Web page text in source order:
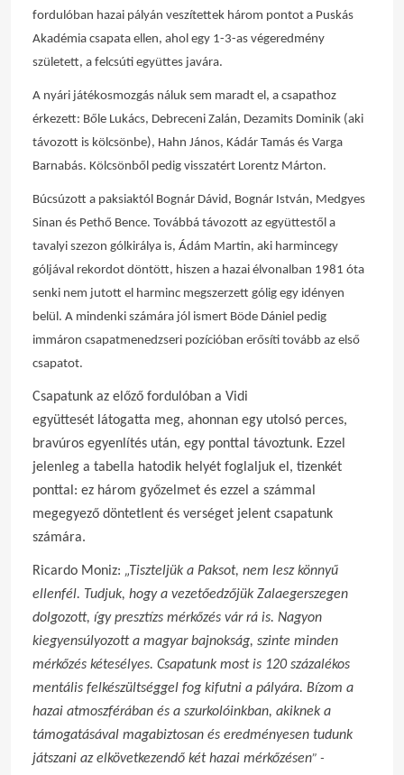
fordulóban hazai pályán veszítettek három pontot a Puskás
Akadémia csapata ellen, ahol egy 1-3-as végeredmény
született, a felcsúti együttes javára.
A nyári játékosmozgás náluk sem maradt el, a csapathoz
érkezett: Bőle Lukács, Debreceni Zalán, Dezamits Dominik (aki
távozott is kölcsönbe), Hahn János, Kádár Tamás és Varga
Barnabás. Kölcsönből pedig visszatért Lorentz Márton.
Búcsúzott a paksiaktól Bognár Dávid, Bognár István, Medgyes
Sinan és Pethő Bence. Továbbá távozott az együttestől a
tavalyi szezon gólkirálya is, Ádám Martin, aki harmincegy
góljával rekordot döntött, hiszen a hazai élvonalban 1981 óta
senki nem jutott el harminc megszerzett gólig egy idényen
belül. A mindenki számára jól ismert Böde Dániel pedig
immáron csapatmenedzseri pozícióban erősíti tovább az első
csapatot.
Csapatunk az előző fordulóban a Vidi
együttesét látogatta meg, ahonnan egy utolsó perces,
bravúros egyenlítés után, egy ponttal távoztunk. Ezzel
jelenleg a tabella hatodik helyét foglaljuk el, tizenkét
ponttal: ez három győzelmet és ezzel a számmal
megegyező döntetlent és verséget jelent csapatunk
számára.
Ricardo Moniz: „Tiszteljük a Paksot, nem lesz könnyű
ellenfél. Tudjuk, hogy a vezetőedzőjük Zalaegerszegen
dolgozott, így presztízs mérkőzés vár rá is. Nagyon
kiegyensúlyozott a magyar bajnokság, szinte minden
mérkőzés kétesélyes. Csapatunk most is 120 százalékos
mentális felkészültséggel fog kifutni a pályára. Bízom a
hazai atmoszférában és a szurkolóinkban, akiknek a
támogatásával magabiztosan és eredményesen tudunk
játszani az elkövetkezendő két hazai mérkőzésen” -